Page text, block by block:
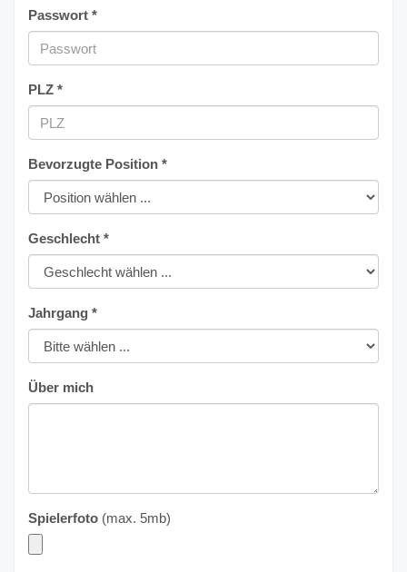
Passwort *
PLZ *
Bevorzugte Position *
Geschlecht *
Jahrgang *
Über mich
Spielerfoto (max. 5mb)